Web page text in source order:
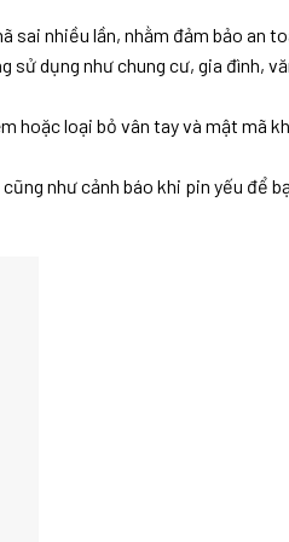
sai nhiều lần, nhằm đảm bảo an
dụng như chung cư, gia đình,
hoặc loại bỏ vân tay và mật mã
như cảnh báo khi pin yếu để